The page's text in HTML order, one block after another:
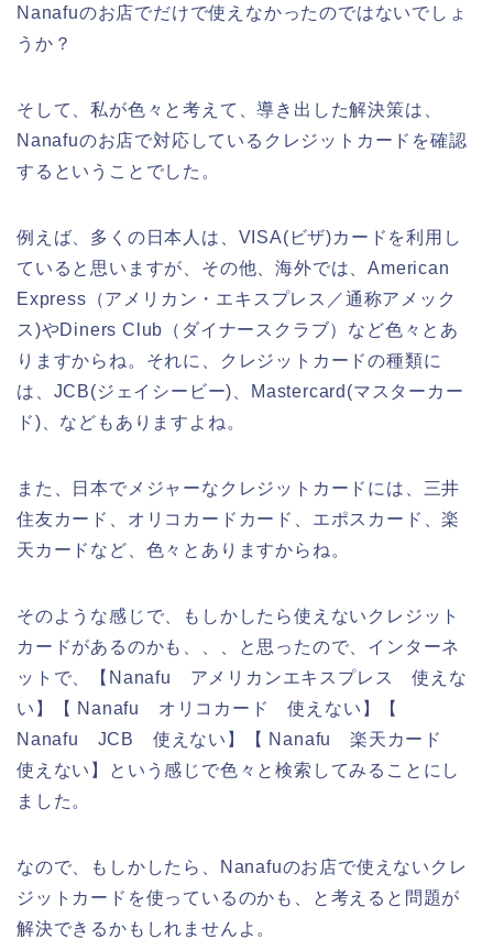
Nanafuのお店でだけで使えなかったのではないでしょ
うか？
そして、私が色々と考えて、導き出した解決策は、
Nanafuのお店で対応しているクレジットカードを確認
するということでした。
例えば、多くの日本人は、VISA(ビザ)カードを利用し
ていると思いますが、その他、海外では、American
Express（アメリカン・エキスプレス／通称アメック
ス)やDiners Club（ダイナースクラブ）など色々とあ
りますからね。それに、クレジットカードの種類に
は、JCB(ジェイシービー)、Mastercard(マスターカー
ド)、などもありますよね。
また、日本でメジャーなクレジットカードには、三井
住友カード、オリコカードカード、エポスカード、楽
天カードなど、色々とありますからね。
そのような感じで、もしかしたら使えないクレジット
カードがあるのかも、、、と思ったので、インターネ
ットで、【Nanafu アメリカンエキスプレス 使えな
い】【 Nanafu オリコカード 使えない】【
Nanafu JCB 使えない】【 Nanafu 楽天カード
使えない】という感じで色々と検索してみることにし
ました。
なので、もしかしたら、Nanafuのお店で使えないクレ
ジットカードを使っているのかも、と考えると問題が
解決できるかもしれませんよ。